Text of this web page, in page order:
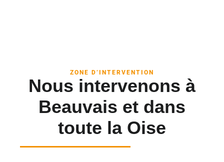
ZONE D’INTERVENTION
Nous intervenons à
Beauvais et dans
toute la Oise